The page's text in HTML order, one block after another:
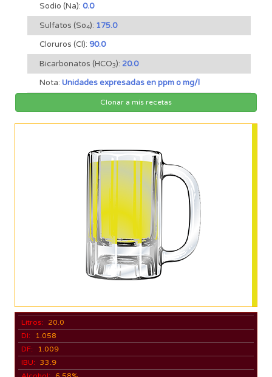
Sodio (Na): 0.0
Sulfatos (So4): 175.0
Cloruros (Cl): 90.0
Bicarbonatos (HCO3): 20.0
Nota: Unidades expresadas en ppm o mg/l
Clonar a mis recetas
Litros:
20.0
DI:
1.058
DF:
1.009
IBU: 33.9